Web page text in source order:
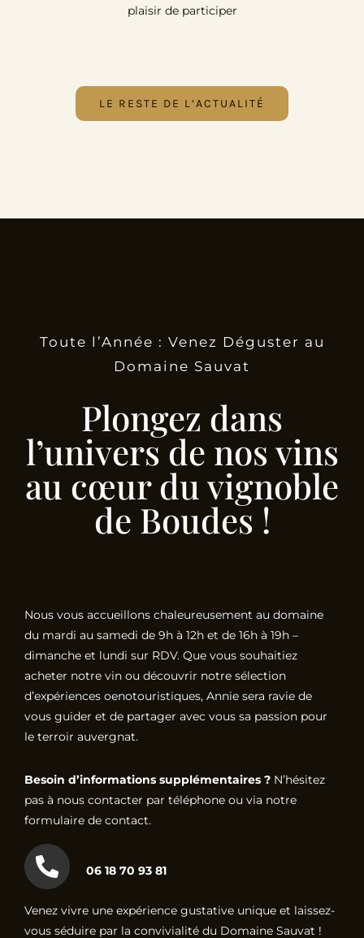
plaisir de participer
LE RESTE DE L’ACTUALITÉ
Toute l’Année : Venez Déguster au
Domaine Sauvat
Plongez dans
l’univers de nos vins
au cœur du vignoble
de Boudes !
Nous vous accueillons chaleureusement au domaine
du mardi au samedi de 9h à 12h et de 16h à 19h –
dimanche et lundi sur RDV. Que vous souhaitiez
acheter notre vin ou découvrir notre sélection
d’expériences oenotouristiques, Annie sera ravie de
vous guider et de partager avec vous sa passion pour
le terroir auvergnat.
Besoin d’informations supplémentaires ?N’hésitez
pas à nous contacter par téléphone ou via notre
formulaire de contact.
06 18 70 93 81
Venez vivre une expérience gustative unique et laissez-
vous séduire par la convivialité du Domaine Sauvat !